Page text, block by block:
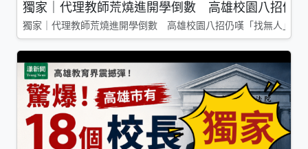
獨家｜代理教師荒燒進開學倒數 高雄校園八招仍
獨家｜代理教師荒燒進開學倒數 高雄校園八招仍嘆「找無人」